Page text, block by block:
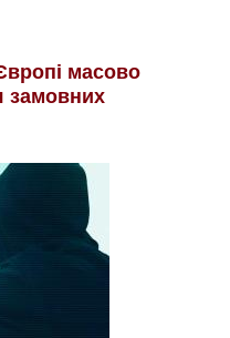
масово
замовних